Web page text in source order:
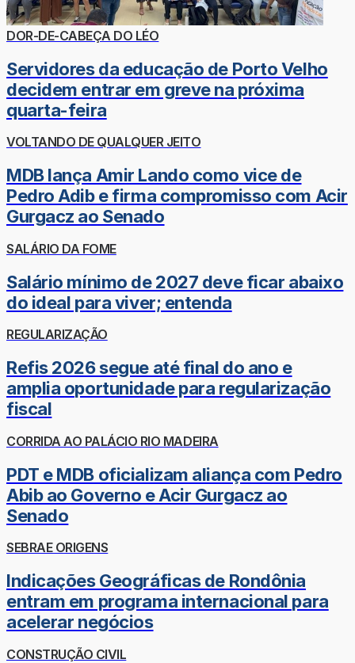
DOR-DE-CABEÇA DO LÉO
Servidores da educação de Porto Velho
decidem entrar em greve na próxima
quarta-feira
VOLTANDO DE QUALQUER JEITO
MDB lança Amir Lando como vice de
Pedro Adib e firma compromisso com Acir
Gurgacz ao Senado
SALÁRIO DA FOME
Salário mínimo de 2027 deve ficar abaixo
do ideal para viver; entenda
REGULARIZAÇÃO
Refis 2026 segue até final do ano e
amplia oportunidade para regularização
fiscal
CORRIDA AO PALÁCIO RIO MADEIRA
PDT e MDB oficializam aliança com Pedro
Abib ao Governo e Acir Gurgacz ao
Senado
SEBRAE ORIGENS
Indicações Geográficas de Rondônia
entram em programa internacional para
acelerar negócios
CONSTRUÇÃO CIVIL